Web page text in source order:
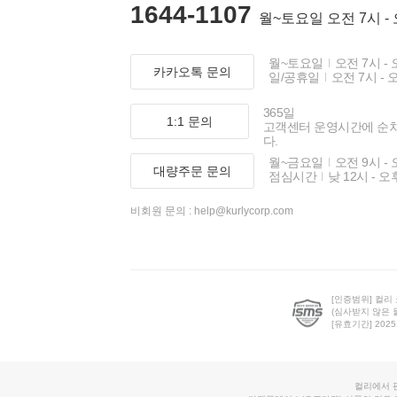
1644-1107 월~토요일 오전 7시 -
카카오톡 문의
월~토요일
오전 7시 -
일/공휴일
오전 7시 -
1:1 문의
365일
고객센터 운영시간에 순
다.
대량주문 문의
월~금요일
오전 9시 -
점심시간
낮 12시 - 오
비회원 문의 : help@kurlycorp.com
[인증범위] 컬리
(심사받지 않은
[유효기간]
컬리에서